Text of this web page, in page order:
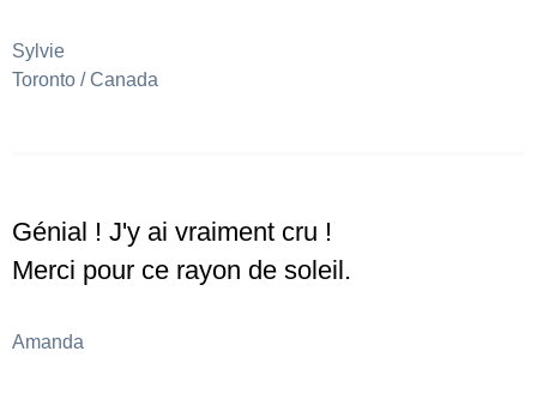
Sylvie
Toronto / Canada
Génial ! J'y ai vraiment cru !
Merci pour ce rayon de soleil.
Amanda